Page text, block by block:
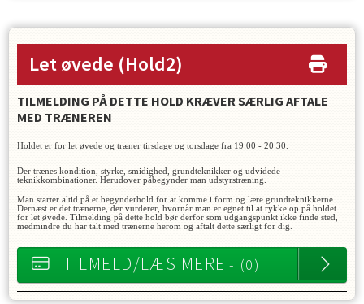
Let øvede (Hold2)
TILMELDING PÅ DETTE HOLD KRÆVER SÆRLIG AFTALE
MED TRÆNEREN
Holdet er for let øvede og træner tirsdage og torsdage fra 19:00 - 20:30.
Der trænes kondition, styrke, smidighed, grundteknikker og udvidede
teknikkombinationer. Herudover påbegynder man udstyrstræning.
Man starter altid på et begynderhold for at komme i form og lære grundteknikkerne.
Dernæst er det trænerne, der vurderer, hvornår man er egnet til at rykke op på holdet
for let øvede. Tilmelding på dette hold bør derfor som udgangspunkt ikke finde sted,
medmindre du har talt med trænerne herom og aftalt dette særligt for dig.
TILMELD/LÆS MERE - (0)